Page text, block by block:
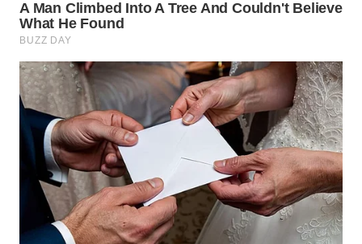
WN
KARAWANG
WN
BEKASI
WN
BOGOR
WN
DEPOK